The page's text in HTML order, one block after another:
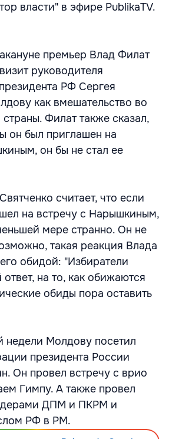
власти" в эфире PublikaTV.
премьер Влад Филат
руководителя
РФ Сергея
как вмешательство во
Филат также сказал,
он был приглашен на
он бы не стал ее
считает, что если
на встречу с Нарышкиным,
мере странно. Он не
такая реакция Влада
обидой: "Избиратели
на то, как обижаются
обиды пора оставить
недели Молдову посетил
президента России
Он провел встречу с врио
Гимпу. А также провел
ДПМ и ПКРМ и
РФ в РМ.